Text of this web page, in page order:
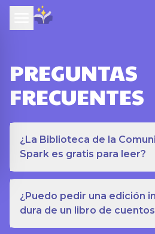
PREGUNTAS
FRECUENTES
¿La Biblioteca de la
Spark es gratis para leer?
¿Puedo pedir una edición
dura de un libro de